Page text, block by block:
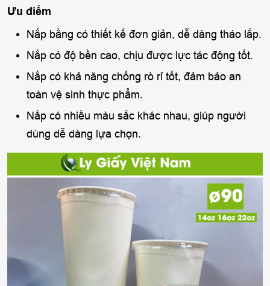
Ưu điểm
Nắp bằng có thiết kế đơn giản, dễ dàng tháo lắp.
Nắp có độ bền cao, chịu được lực tác động tốt.
Nắp có khả năng chống rò rỉ tốt, đảm bảo an
toàn vệ sinh thực phẩm.
Nắp có nhiều màu sắc khác nhau, giúp người
dùng dễ dàng lựa chọn.